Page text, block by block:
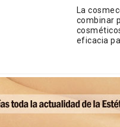
La
combinar
eficacia